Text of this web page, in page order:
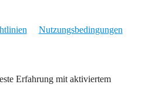
Nutzungsbedingungen
Erfahrung mit aktiviertem